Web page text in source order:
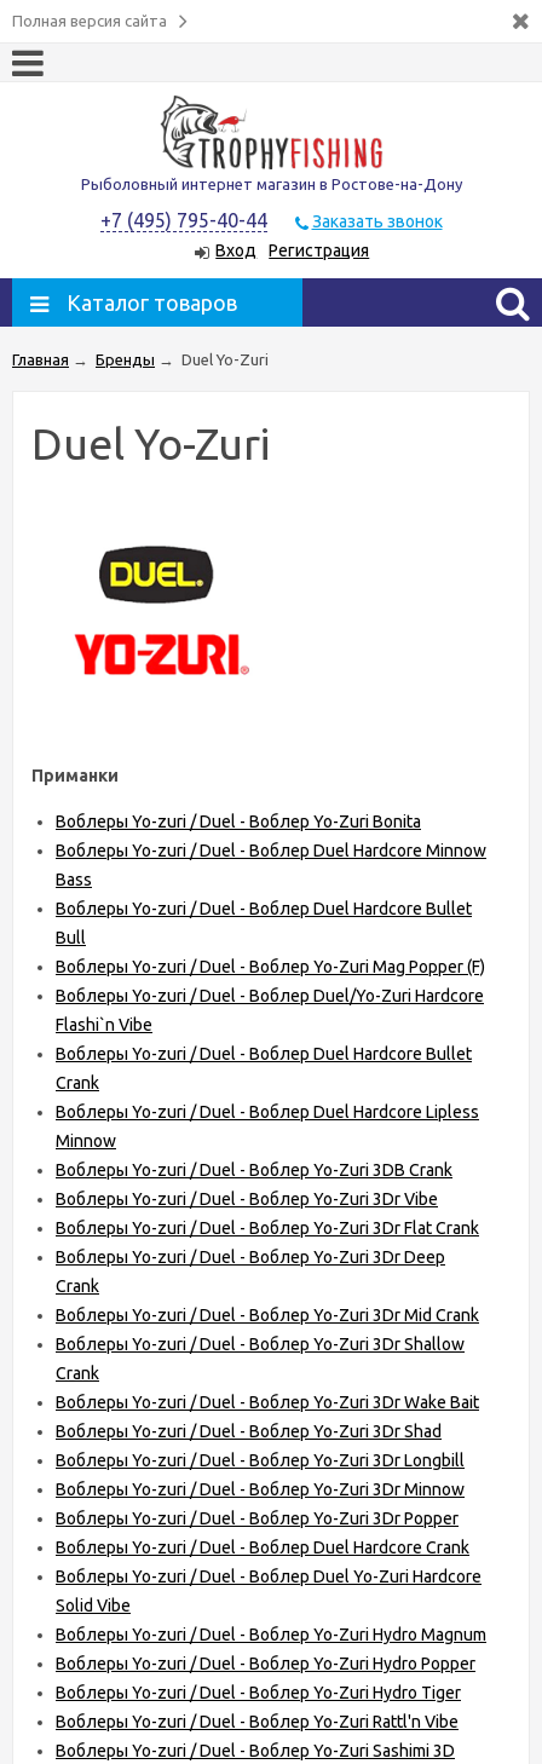
Полная версия сайта
Рыболовный интернет магазин в Ростове-на-Дону
+7 (495) 795-40-44
Заказать звонок
Вход
Регистрация
Каталог товаров
Главная → Бренды → Duel Yo-Zuri
Duel Yo-Zuri
Приманки
Воблеры Yo-zuri / Duel - Воблер Yo-Zuri Bonita
Воблеры Yo-zuri / Duel - Воблер Duel Hardcore Minnow
Bass
Воблеры Yo-zuri / Duel - Воблер Duel Hardcore Bullet
Bull
Воблеры Yo-zuri / Duel - Воблер Yo-Zuri Mag Popper (F)
Воблеры Yo-zuri / Duel - Воблер Duel/Yo-Zuri Hardcore
Flashi`n Vibe
Воблеры Yo-zuri / Duel - Воблер Duel Hardcore Bullet
Crank
Воблеры Yo-zuri / Duel - Воблер Duel Hardcore Lipless
Minnow
Воблеры Yo-zuri / Duel - Воблер Yo-Zuri 3DB Crank
Воблеры Yo-zuri / Duel - Воблер Yo-Zuri 3Dr Vibe
Воблеры Yo-zuri / Duel - Воблер Yo-Zuri 3Dr Flat Crank
Воблеры Yo-zuri / Duel - Воблер Yo-Zuri 3Dr Deep
Crank
Воблеры Yo-zuri / Duel - Воблер Yo-Zuri 3Dr Mid Crank
Воблеры Yo-zuri / Duel - Воблер Yo-Zuri 3Dr Shallow
Crank
Воблеры Yo-zuri / Duel - Воблер Yo-Zuri 3Dr Wake Bait
Воблеры Yo-zuri / Duel - Воблер Yo-Zuri 3Dr Shad
Воблеры Yo-zuri / Duel - Воблер Yo-Zuri 3Dr Longbill
Воблеры Yo-zuri / Duel - Воблер Yo-Zuri 3Dr Minnow
Воблеры Yo-zuri / Duel - Воблер Yo-Zuri 3Dr Popper
Воблеры Yo-zuri / Duel - Воблер Duel Hardcore Crank
Воблеры Yo-zuri / Duel - Воблер Duel Yo-Zuri Hardcore
Solid Vibe
Воблеры Yo-zuri / Duel - Воблер Yo-Zuri Hydro Magnum
Воблеры Yo-zuri / Duel - Воблер Yo-Zuri Hydro Popper
Воблеры Yo-zuri / Duel - Воблер Yo-Zuri Hydro Tiger
Воблеры Yo-zuri / Duel - Воблер Yo-Zuri Rattl'n Vibe
Воблеры Yo-zuri / Duel - Воблер Yo-Zuri Sashimi 3D